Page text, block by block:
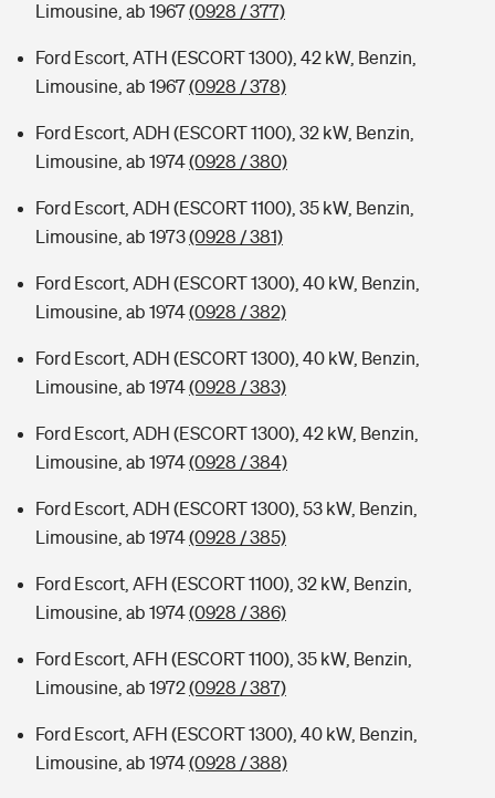
Limousine, ab 1967(0928 / 377)
Ford Escort, ATH (ESCORT 1300), 42 kW, Benzin,
Limousine, ab 1967(0928 / 378)
Ford Escort, ADH (ESCORT 1100), 32 kW, Benzin,
Limousine, ab 1974(0928 / 380)
Ford Escort, ADH (ESCORT 1100), 35 kW, Benzin,
Limousine, ab 1973(0928 / 381)
Ford Escort, ADH (ESCORT 1300), 40 kW, Benzin,
Limousine, ab 1974(0928 / 382)
Ford Escort, ADH (ESCORT 1300), 40 kW, Benzin,
Limousine, ab 1974(0928 / 383)
Ford Escort, ADH (ESCORT 1300), 42 kW, Benzin,
Limousine, ab 1974(0928 / 384)
Ford Escort, ADH (ESCORT 1300), 53 kW, Benzin,
Limousine, ab 1974(0928 / 385)
Ford Escort, AFH (ESCORT 1100), 32 kW, Benzin,
Limousine, ab 1974(0928 / 386)
Ford Escort, AFH (ESCORT 1100), 35 kW, Benzin,
Limousine, ab 1972(0928 / 387)
Ford Escort, AFH (ESCORT 1300), 40 kW, Benzin,
Limousine, ab 1974(0928 / 388)